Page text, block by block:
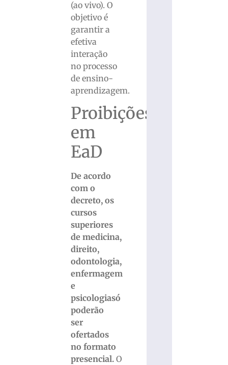
(ao vivo). O
objetivo é
garantir a
efetiva
interação
no processo
de ensino-
aprendizagem.
Proibições
em
EaD
De acordo
com o
decreto, os
cursos
superiores
de medicina,
direito,
odontologia,
enfermagem
e
psicologiasó
poderão
ser
ofertados
no formato
presencial. O